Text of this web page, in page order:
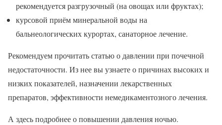
рекомендуется разгрузочный (на овощах или фруктах);
курсовой приём минеральной воды на
бальнеологических курортах, санаторное лечение.
Рекомендуем прочитать статью о давлении при почечной
недостаточности. Из нее вы узнаете о причинах высоких и
низких показателей, назначении лекарственных
препаратов, эффективности немедикаментозного лечения.
А здесь подробнее о повышении давления ночью.